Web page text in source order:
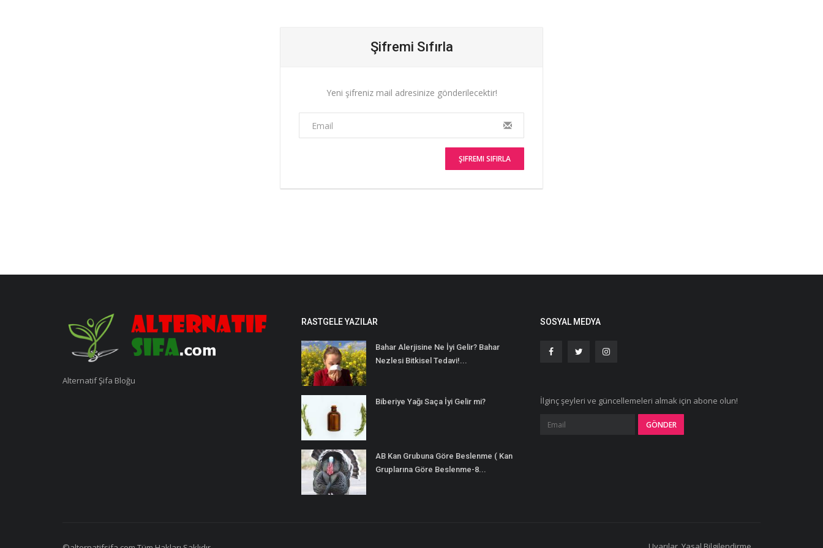
Şifremi Sıfırla
Yeni şifreniz mail adresinize gönderilecektir!
ŞIFREMI SIFIRLA
Alternatif Şifa Bloğu
RASTGELE YAZILAR
Bahar Alerjisine Ne İyi Gelir? Bahar
Nezlesi Bitkisel Tedavi!...
Biberiye Yağı Saça İyi Gelir mi?
AB Kan Grubuna Göre Beslenme ( Kan
Gruplarına Göre Beslenme-8...
SOSYAL MEDYA
İlginç şeyleri ve güncellemeleri almak için abone olun!